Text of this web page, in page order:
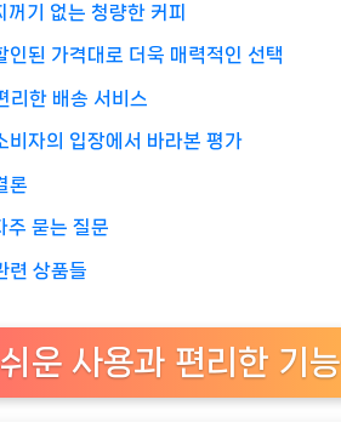
꺼기 없는 청량한 커피
인된 가격대로 더욱 매력적인 선택
리한 배송 서비스
비자의 입장에서 바라본 평가
론
주 묻는 질문
련 상품들
운 사용과 편리한 기능